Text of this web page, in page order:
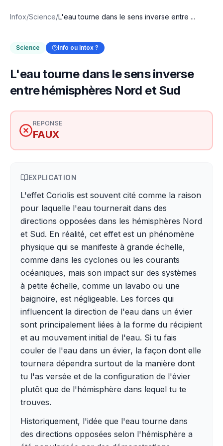
Infox/Science/L'eau tourne dans le sens inverse entre ...
Science Info ou Intox ?
L'eau tourne dans le sens inverse
entre hémisphères Nord et Sud
REPONSE
FAUX
EXPLICATION
L'effet Coriolis est souvent cité comme la raison
pour laquelle l'eau tournerait dans des
directions opposées dans les hémisphères Nord
et Sud. En réalité, cet effet est un phénomène
physique qui se manifeste à grande échelle,
comme dans les cyclones ou les courants
océaniques, mais son impact sur des systèmes
à petite échelle, comme un lavabo ou une
baignoire, est négligeable. Les forces qui
influencent la direction de l'eau dans un évier
sont principalement liées à la forme du récipient
et au mouvement initial de l'eau. Si tu fais
couler de l'eau dans un évier, la façon dont elle
tournera dépendra surtout de la manière dont
tu l'as versée et de la configuration de l'évier
plutôt que de l'hémisphère dans lequel tu te
trouves.
Historiquement, l'idée que l'eau tourne dans
des directions opposées selon l'hémisphère a